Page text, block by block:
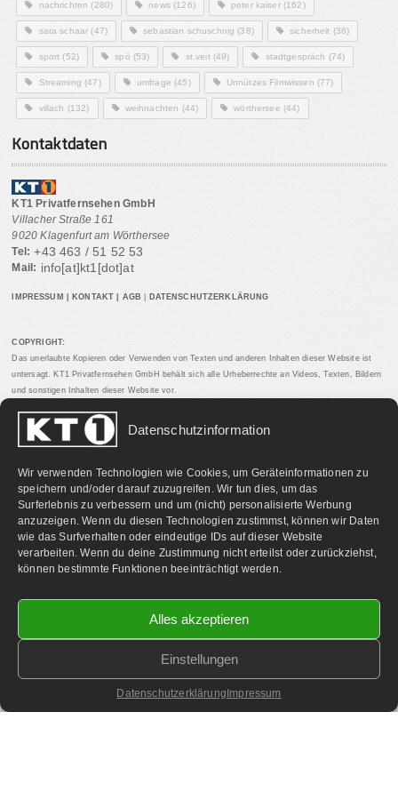
Datenschutzinformation
Wir verwenden Technologien wie Cookies, um Geräteinformationen zu
speichern und/oder darauf zuzugreifen. Wir tun dies, um das
Surferlebnis zu verbessern und um (nicht) personalisierte Werbung
anzuzeigen. Wenn du diesen Technologien zustimmst, können wir Daten
wie das Surfverhalten oder eindeutige IDs auf dieser Website
verarbeiten. Wenn du deine Zustimmung nicht erteilst oder zurückziehst,
können bestimmte Funktionen beeinträchtigt werden.
Alles akzeptieren
Einstellungen
Datenschutzerklärung Impressum
nachrichten (280) news(126) peter kaiser(162)
sara schaar (47) sebastian schuschnig (38) sicherheit (36)
sport (52) spö (53) st.veit(49) stadtgespräch (74)
Streaming (47) umfrage (45) Unnützes Filmwissen (77)
villach (132) weihnachten (44) wörthersee (44)
Kontaktdaten
KT1 Privatfernsehen GmbH
Villacher Straße 161
9020 Klagenfurt am Wörthersee
Tel: +43 463 / 51 52 53
Mail: info[at]kt1[dot]at
IMPRESSUM KONTAKT AGB DATENSCHUTZERKLÄRUNG
COPYRIGHT:
Das unerlaubte Kopieren oder Verwenden von Texten und anderen Inhalten dieser Website ist
untersagt. KT1 Privatfernsehen GmbH behält sich alle Urheberrechte an Videos, Texten, Bildern
und sonstigen Inhalten dieser Website vor.
PARTNERLINKS:
2026 KT1 Privatfernsehen - Alle Rechte vorbehalten.
Homepage & Webbetreuung DF-Media.at